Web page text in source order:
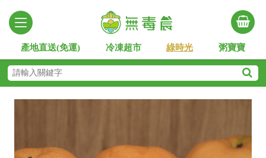
產地直送(免運) 冷凍超市 綠時光 粥寶寶